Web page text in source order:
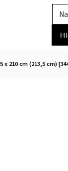
210 cm (213,5 cm)